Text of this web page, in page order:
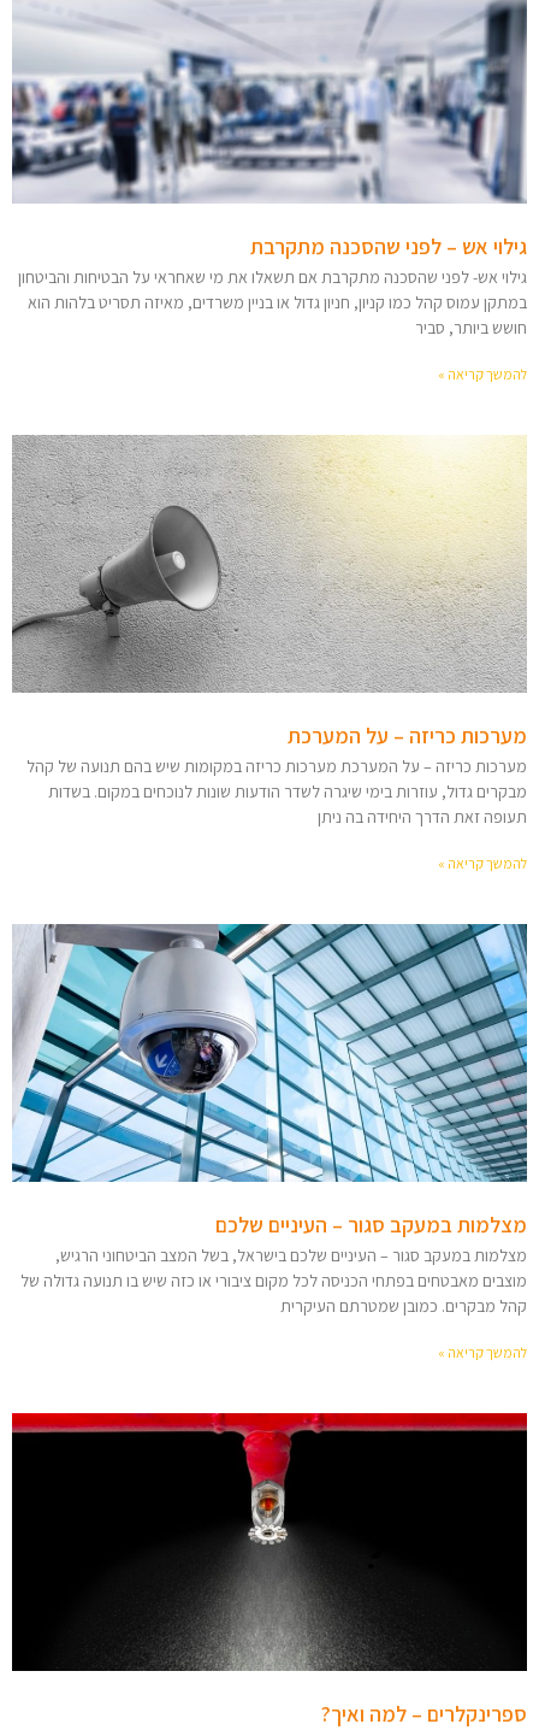
גילוי אש – לפני שהסכנה מתקרבת
גילוי אש- לפני שהסכנה מתקרבת אם תשאלו את מי שאחראי על הבטיחות והביטחון
במתקן עמוס קהל כמו קניון, חניון גדול או בניין משרדים, מאיזה תסריט בלהות הוא
חושש ביותר, סביר
להמשך קריאה »
מערכות כריזה – על המערכת
מערכות כריזה – על המערכת מערכות כריזה במקומות שיש בהם תנועה של קהל
מבקרים גדול, עוזרות בימי שיגרה לשדר הודעות שונות לנוכחים במקום. בשדות
תעופה זאת הדרך היחידה בה ניתן
להמשך קריאה »
מצלמות במעקב סגור – העיניים שלכם
מצלמות במעקב סגור – העיניים שלכם בישראל, בשל המצב הביטחוני הרגיש,
מוצבים מאבטחים בפתחי הכניסה לכל מקום ציבורי או כזה שיש בו תנועה גדולה של
קהל מבקרים. כמובן שמטרתם העיקרית
להמשך קריאה »
ספרינקלרים – למה ואיך?